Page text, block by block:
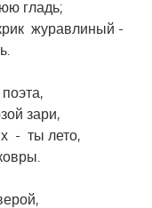
гладь;
журавлиный -
зари,
- ты лето,